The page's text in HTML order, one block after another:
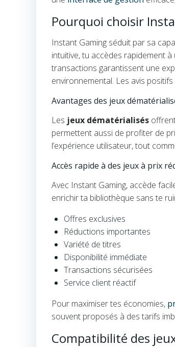
Pourquoi choisir
Instant Gaming séduit par sa
intuitive, tu accèdes rapidement à
transactions garantissent une
environnemental. Les avis
Avantages des jeux
Les jeux dématérialisés
permettent aussi de profiter de
l’expérience utilisateur, tout
Accès rapide à des jeux à prix
Avec Instant Gaming, accède
enrichir ta bibliothèque sans te
Offres exclusives
Réductions importantes
Variété de titres
Disponibilité immédiate
Transactions sécurisées
Service client réactif
Pour maximiser tes économies,
souvent proposés à des tarifs
Compatibilité des